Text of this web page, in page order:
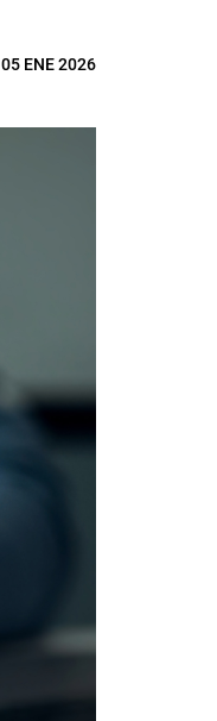
05 ENE 2026